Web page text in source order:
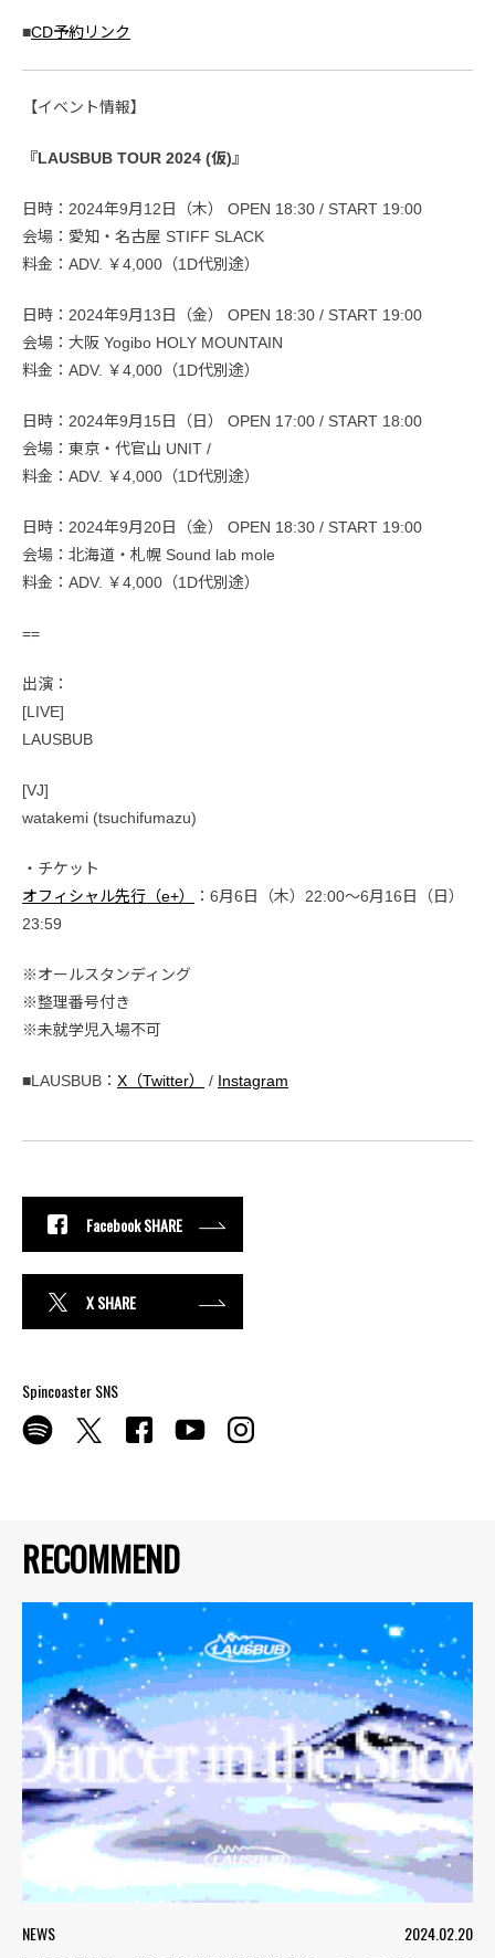
RECOMMEND
NEWS 2024.02.20
■CD予約リンク
【イベント情報】
『LAUSBUB TOUR 2024 (仮)』
日時：2024年9月12日（木） OPEN 18:30 / START 19:00
会場：愛知・名古屋 STIFF SLACK
料金：ADV. ￥4,000（1D代別途）
日時：2024年9月13日（金） OPEN 18:30 / START 19:00
会場：大阪 Yogibo HOLY MOUNTAIN
料金：ADV. ￥4,000（1D代別途）
日時：2024年9月15日（日） OPEN 17:00 / START 18:00
会場：東京・代官山 UNIT /
料金：ADV. ￥4,000（1D代別途）
日時：2024年9月20日（金） OPEN 18:30 / START 19:00
会場：北海道・札幌 Sound lab mole
料金：ADV. ￥4,000（1D代別途）
==
出演：
[LIVE]
LAUSBUB
[VJ]
watakemi (tsuchifumazu)
・チケット
オフィシャル先行（e+）
：6月6日（木）22:00〜6月16日（日）
23:59
※オールスタンディング
※整理番号付き
※未就学児入場不可
■LAUSBUB： X（Twitter） / Instagram
Facebook SHARE
X SHARE
Spincoaster SNS